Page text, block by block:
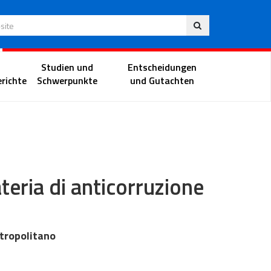
Deu
Richterportal
Studien und
Schwerpunkte
Entscheidungen
und Gutachten
di anticorruzione